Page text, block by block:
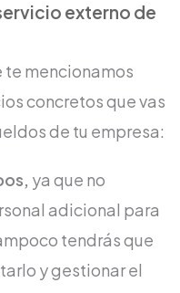
externo de
te mencionamos
concretos que vas
de tu empresa:
ya que no
adicional para
tendrás que
y gestionar el